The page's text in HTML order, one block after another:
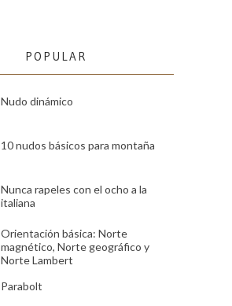
POPULAR
Nudo dinámico
10 nudos básicos para montaña
Nunca rapeles con el ocho a la
italiana
Orientación básica: Norte
magnético, Norte geográfico y
Norte Lambert
Parabolt